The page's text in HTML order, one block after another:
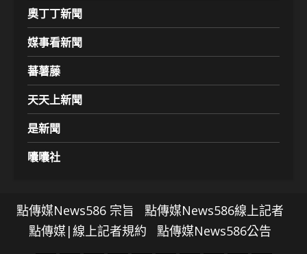
奧丁丁新聞
媒事看新聞
蕃薯藤
天天上新聞
是新聞
囔囔社
點傳媒News586 宗旨
點傳媒News586線上記者
點傳媒|線上記者規約
點傳媒News586公告